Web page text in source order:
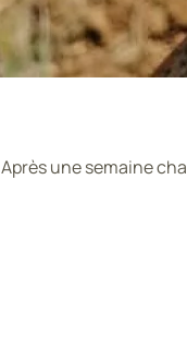
Après une semaine